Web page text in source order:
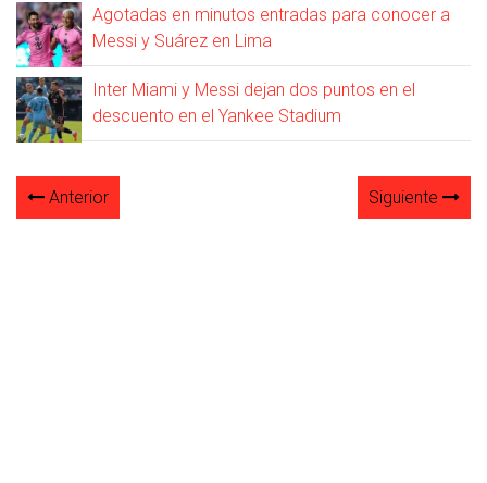
Agotadas en minutos entradas para conocer a
Messi y Suárez en Lima
Inter Miami y Messi dejan dos puntos en el
descuento en el Yankee Stadium
Anterior Siguiente